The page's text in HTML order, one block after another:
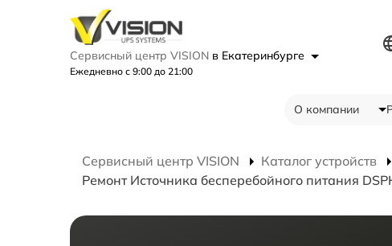
Сервисный центр VISION в Екатеринбурге
Ежедневно с 9:00 до 21:00
О компании
Сервисный центр VISION Каталог устройств
Ремонт Источника бесперебойного питания